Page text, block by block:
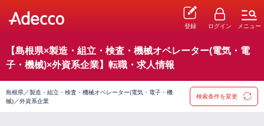
登録 ログイン メニュー
【島根県×製造・組立・検査・機械オペレーター(電気・電
子・機械)×外資系企業】転職・求人情報
島根県／製造・組立・検査・機械オペレーター(電気・電子・機
械)／外資系企業
検索条件を変更